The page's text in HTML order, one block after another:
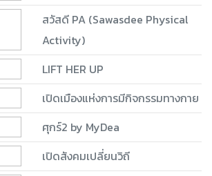
สวัสดี PA (Sawasdee Physical
Activity)
LIFT HER UP
เปิดเมืองแห่งการมีกิจกรรมทางกาย
ศุกร์2 by MyDea
เปิดสังคมเปลี่ยนวิถี